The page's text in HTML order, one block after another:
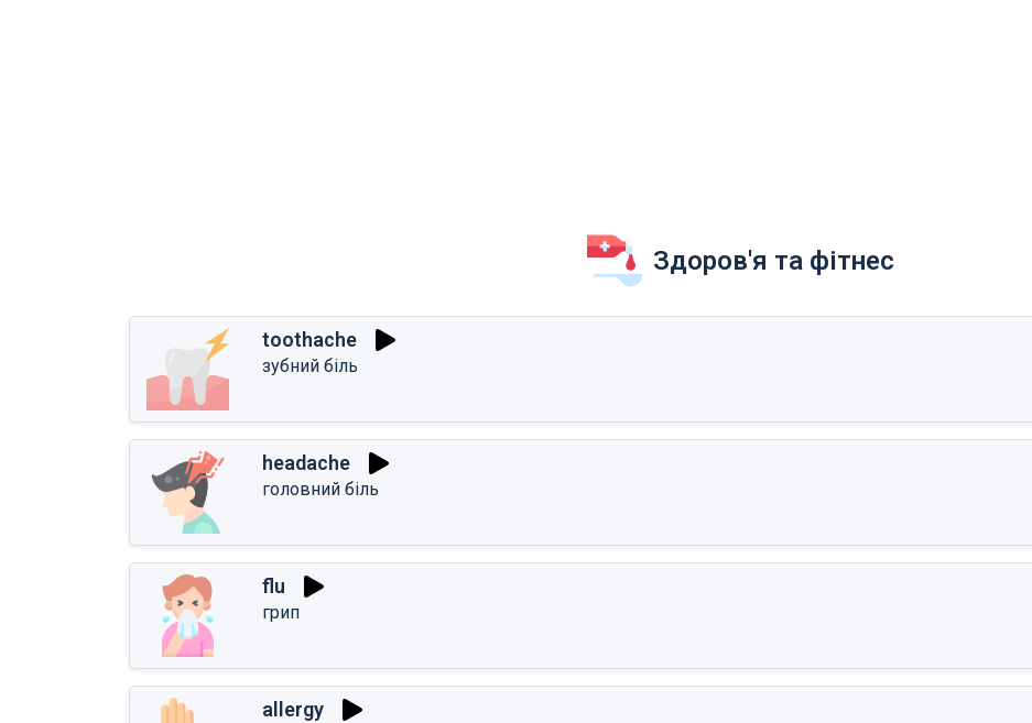
Здоров'я та фітнес
toothache
зубний біль
headache
головний біль
flu
грип
allergy